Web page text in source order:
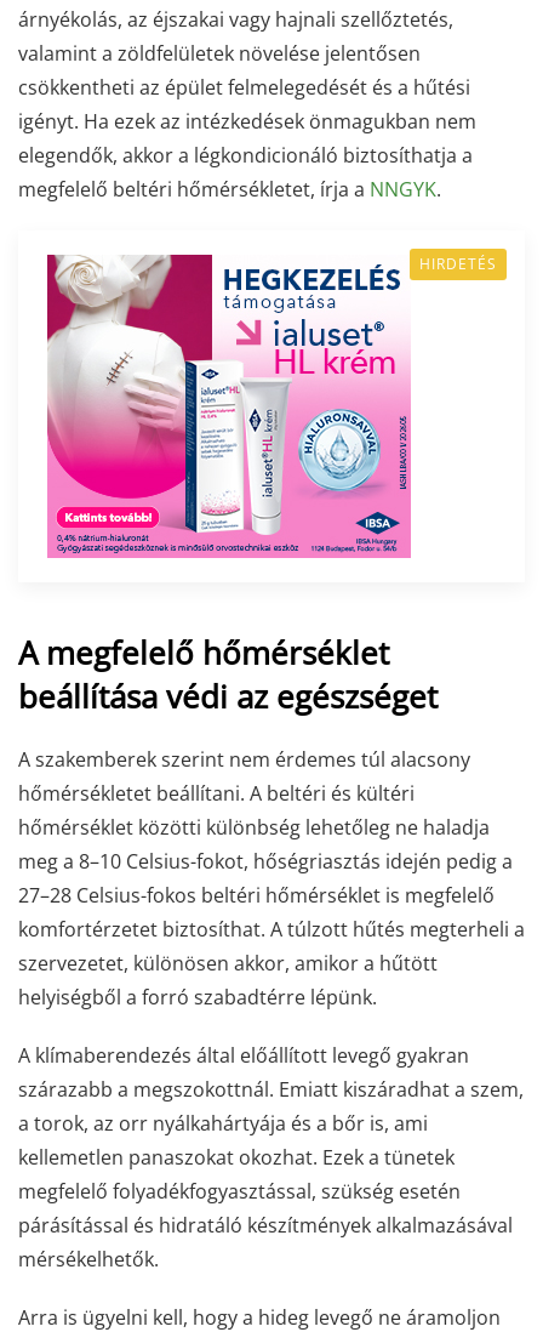
árnyékolás, az éjszakai vagy hajnali szellőztetés,
valamint a zöldfelületek növelése jelentősen
csökkentheti az épület felmelegedését és a hűtési
igényt. Ha ezek az intézkedések önmagukban nem
elegendők, akkor a légkondicionáló biztosíthatja a
megfelelő beltéri hőmérsékletet, írja a NNGYK.
HIRDETÉS
A megfelelő hőmérséklet
beállítása védi az egészséget
A szakemberek szerint nem érdemes túl alacsony
hőmérsékletet beállítani. A beltéri és kültéri
hőmérséklet közötti különbség lehetőleg ne haladja
meg a 8–10 Celsius-fokot, hőségriasztás idején pedig a
27–28 Celsius-fokos beltéri hőmérséklet is megfelelő
komfortérzetet biztosíthat. A túlzott hűtés megterheli a
szervezetet, különösen akkor, amikor a hűtött
helyiségből a forró szabadtérre lépünk.
A klímaberendezés által előállított levegő gyakran
szárazabb a megszokottnál. Emiatt kiszáradhat a szem,
a torok, az orr nyálkahártyája és a bőr is, ami
kellemetlen panaszokat okozhat. Ezek a tünetek
megfelelő folyadékfogyasztással, szükség esetén
párásítással és hidratáló készítmények alkalmazásával
mérsékelhetők.
Arra is ügyelni kell, hogy a hideg levegő ne áramoljon